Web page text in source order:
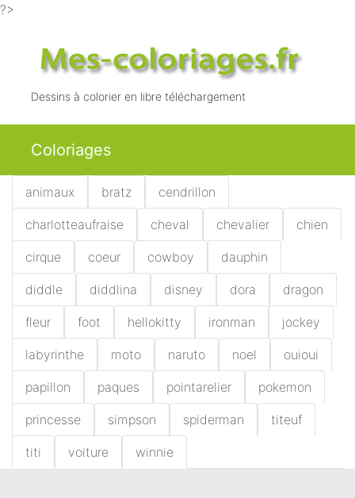
?>
Dessins à colorier en libre téléchargement
Coloriages
animaux bratz cendrillon
charlotteaufraise cheval chevalier chien
cirque coeur cowboy dauphin
diddle diddlina disney dora dragon
fleur foot hellokitty ironman jockey
labyrinthe moto naruto noel ouioui
papillon paques pointarelier pokemon
princesse simpson spiderman titeuf
titi voiture winnie